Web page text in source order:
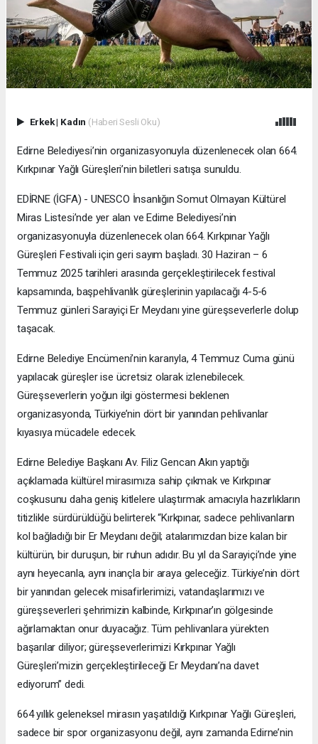
Erkek| Kadın (Haberi Sesli Oku)
Edirne Belediyesi’nin organizasyonuyla düzenlenecek olan 664.
Kırkpınar Yağlı Güreşleri’nin biletleri satışa sunuldu.
EDİRNE (İGFA) - UNESCO İnsanlığın Somut Olmayan Kültürel
Miras Listesi’nde yer alan ve Edirne Belediyesi’nin
organizasyonuyla düzenlenecek olan 664. Kırkpınar Yağlı
Güreşleri Festivali için geri sayım başladı. 30 Haziran – 6
Temmuz 2025 tarihleri arasında gerçekleştirilecek festival
kapsamında, başpehlivanlık güreşlerinin yapılacağı 4-5-6
Temmuz günleri Sarayiçi Er Meydanı yine güreşseverlerle dolup
taşacak.
Edirne Belediye Encümeni’nin kararıyla, 4 Temmuz Cuma günü
yapılacak güreşler ise ücretsiz olarak izlenebilecek.
Güreşseverlerin yoğun ilgi göstermesi beklenen
organizasyonda, Türkiye’nin dört bir yanından pehlivanlar
kıyasıya mücadele edecek.
Edirne Belediye Başkanı Av. Filiz Gencan Akın yaptığı
açıklamada kültürel mirasımıza sahip çıkmak ve Kırkpınar
coşkusunu daha geniş kitlelere ulaştırmak amacıyla hazırlıkların
titizlikle sürdürüldüğü belirterek “Kırkpınar, sadece pehlivanların
kol bağladığı bir Er Meydanı değil; atalarımızdan bize kalan bir
kültürün, bir duruşun, bir ruhun adıdır. Bu yıl da Sarayiçi’nde yine
aynı heyecanla, aynı inançla bir araya geleceğiz. Türkiye’nin dört
bir yanından gelecek misafirlerimizi, vatandaşlarımızı ve
güreşseverleri şehrimizin kalbinde, Kırkpınar’ın gölgesinde
ağırlamaktan onur duyacağız. Tüm pehlivanlara yürekten
başarılar diliyor; güreşseverlerimizi Kırkpınar Yağlı
Güreşleri’mizin gerçekleştirileceği Er Meydanı’na davet
ediyorum” dedi.
664 yıllık geleneksel mirasın yaşatıldığı Kırkpınar Yağlı Güreşleri,
sadece bir spor organizasyonu değil, aynı zamanda Edirne’nin